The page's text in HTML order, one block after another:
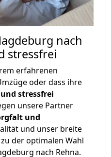
nach
stressfrei
erfahrenen
oder dass ihre
stressfrei
unsere Partner
und
und unser breite
der optimalen Wahl
nach Rehna.